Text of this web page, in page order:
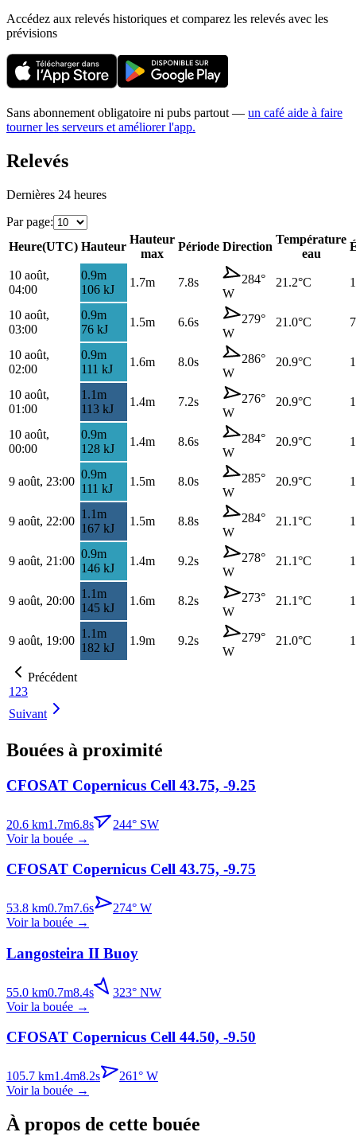
Accédez aux relevés historiques et comparez les relevés avec les
prévisions
Sans abonnement obligatoire ni pubs partout — un café aide à faire
tourner les serveurs et améliorer l'app.
Relevés
Dernières 24 heures
Par page:
Heure(UTC) Hauteur
Hauteur
max
Période Direction
Température
eau
10 août,
04:00
0.9m
106 kJ
1.7m 7.8s 284°
W
21.2°C
10 août,
03:00
0.9m
76 kJ
1.5m 6.6s 279°
W
21.0°C
10 août,
02:00
0.9m
111 kJ
1.6m 8.0s 286°
W
20.9°C
10 août,
01:00
1.1m
113 kJ
1.4m 7.2s 276°
W
20.9°C
10 août,
00:00
0.9m
128 kJ
1.4m 8.6s 284°
W
20.9°C
9 août, 23:00
0.9m
111 kJ
1.5m 8.0s 285°
W
20.9°C
9 août, 22:00
1.1m
167 kJ
1.5m 8.8s 284°
W
21.1°C
9 août, 21:00
0.9m
146 kJ
1.4m 9.2s 278°
W
21.1°C
9 août, 20:00
1.1m
145 kJ
1.6m 8.2s 273°
W
21.1°C
9 août, 19:00
1.1m
182 kJ
1.9m 9.2s 279°
W
21.0°C
Précédent
1 23
Suivant
Bouées à proximité
CFOSAT Copernicus Cell 43.75, -9.25
20.6 km1.7m6.8s 244° SW
Voir la bouée →
CFOSAT Copernicus Cell 43.75, -9.75
53.8 km0.7m7.6s 274° W
Voir la bouée →
Langosteira II Buoy
55.0 km0.7m8.4s 323° NW
Voir la bouée →
CFOSAT Copernicus Cell 44.50, -9.50
105.7 km1.4m8.2s 261° W
Voir la bouée →
À propos de cette bouée